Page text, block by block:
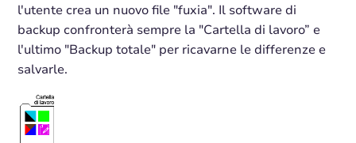
l'utente crea un nuovo file "fuxia". Il software di
backup confronterà sempre la "Cartella di lavoro” e
l'ultimo "Backup totale" per ricavarne le differenze e
salvarle.